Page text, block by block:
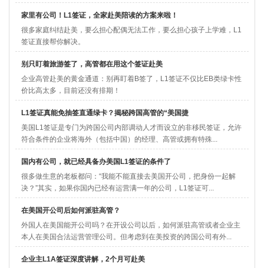
家里有公司！L1签证，全家赴美陪读的方案来啦！
很多家庭纠结赴美，要么担心配偶无法工作，要么担心孩子上学难，L1
签证​直接帮你解决。
别只盯着旅游签了，高管都在用这个签证赴美
企业高管赴美的黄金通道：别再盯着B签了，L1签证​不仅比EB类绿卡性
价比高太多，目前还没有排期！
L1签证真能免抽签直通绿卡？揭秘跨国高管的“美国捷
美国L1签证​是专门为跨国公司内部调动人才而设立的非移民签证，允许
符合条件的企业将海外（包括中国）的经理、高管或拥有特殊...
国内有公司，就已经具备办美国L1签证的条件了
很多做生意的老板都问：“我能不能直接去美国开公司，把身份一起解
决？”其实，如果你国内已经有运营满一年的公司，L1签证​可...
在美国开公司后如何派驻高管？
外国人在美国能开公司吗？在开设公司以后，如何派驻高管或者企业主
本人在美国合法运营管理公司。但考虑到在美投资的跨国公司有外...
企业主L1A签证深度讲解，2个月可赴美